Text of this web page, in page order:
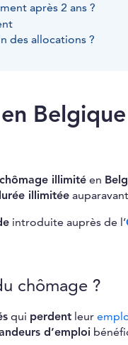
après 2 ans ?
des allocations ?
chômage illimité en
illimitée
introduite auprès de l’
chômage ?
qui perdent leur
d’emploi